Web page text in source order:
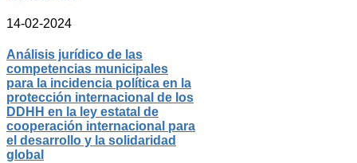
14-02-2024
Análisis jurídico de las
competencias municipales
para la incidencia política en la
protección internacional de los
DDHH en la ley estatal de
cooperación internacional para
el desarrollo y la solidaridad
global